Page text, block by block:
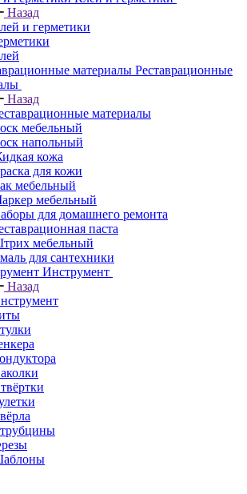
Назад
и герметики
Реставрационные
Назад
материалы
мебельный
напольный
кожа
для кожи
мебельный
мебельный
для домашнего ремонта
паста
мебельный
для сантехники
Инструмент
Назад